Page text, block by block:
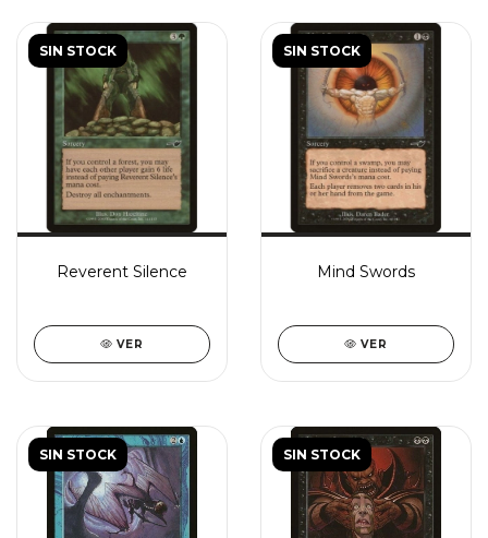
SIN STOCK
Reverent Silence
VER
SIN STOCK
Mind Swords
VER
SIN STOCK SIN STOCK